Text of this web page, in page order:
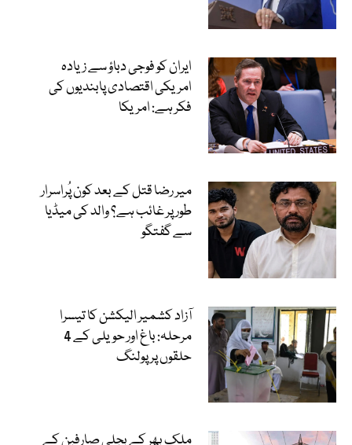
ایران کو فوجی دباؤ سے زیادہ
امریکی اقتصادی پابندیوں کی
فکر ہے: امریکا
میر رضا قتل کے بعد کون پُراسرار
طور پر غائب ہے؟ والد کی میڈیا
سے گفتگو
آزاد کشمیر الیکشن کا تیسرا
مرحلہ: باغ اور حویلی کے 4
حلقوں پر پولنگ